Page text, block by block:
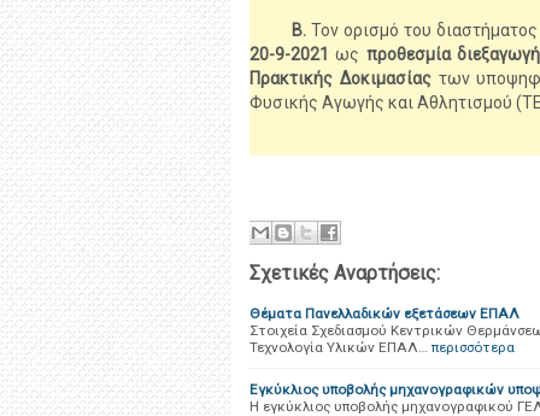
Β.Τον ορισμό του
20-9-2021ως προθεσμία
Πρακτικής Δοκιμασίας των
Φυσικής Αγωγής και Αθλητισμού
Σχετικές Αναρτήσεις:
Θέματα Πανελλαδικών εξετάσεων ΕΠΑΛ
Στοιχεία Σχεδιασμού Κεντρικών
Τεχνολογία Υλικών ΕΠΑΛ… περισσότερα
Εγκύκλιος υποβολής μηχανογραφικών
Η εγκύκλιος υποβολής μηχανογραφικού